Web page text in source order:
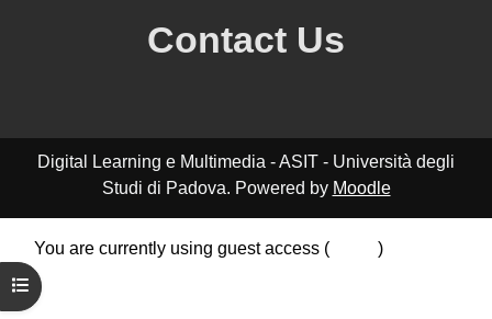
Open course index
Contact Us
Digital Learning e Multimedia - ASIT - Università degli
Studi di Padova. Powered by Moodle
You are currently using guest access (
)
Data retention summary
Policies